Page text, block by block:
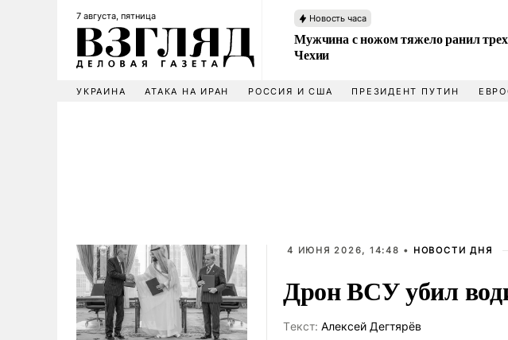
7 августа, пятница Новость часа
Мужчина с ножом тяжело ранил
Чехии
УКРАИНА АТАКА НА ИРАН РОССИЯ И США ПРЕЗИДЕНТ ПУТИН
4 ИЮНЯ 2026, 14:48 • НОВОСТИ ДНЯ
Дрон ВСУ убил
Tекст: Алексей Дегтярёв